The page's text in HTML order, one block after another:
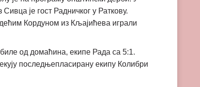
је гост Радничког у Раткову.
Кордуном из Кљајићева играли
од домаћина, екипе Рада са 5:1.
последњепласирану екипу Колибри